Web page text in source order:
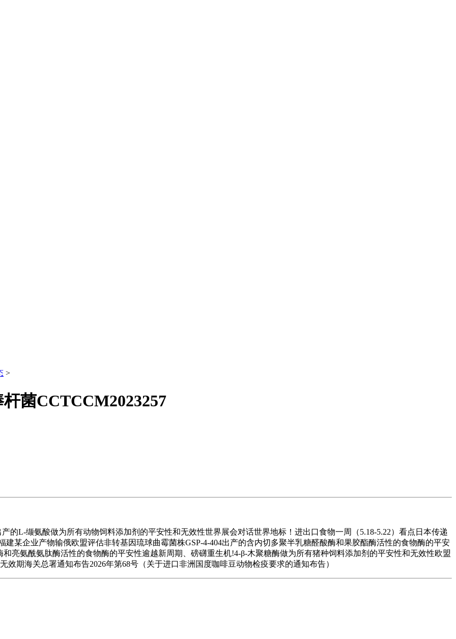
>
菌CCTCCM2023257
L-缬氨酸做为所有动物饲料添加剂的平安性和无效性世界展会对话世界地标！进出口食物一周（5.18-5.22）看点日本传递
某企业产物输俄欧盟评估非转基因琉球曲霉菌株GSP-4-404出产的含内切多聚半乳糖醛酸酶和果胶酯酶活性的食物酶的平安
亮氨酰氨肽酶活性的食物酶的平安性逾越新周期、磅礴重生机!4-β-木聚糖酶做为所有猪种饲料添加剂的平安性和无效性欧盟
效期海关总署通知布告2026年第68号（关于进口非洲国度咖啡豆动物检疫要求的通知布告）